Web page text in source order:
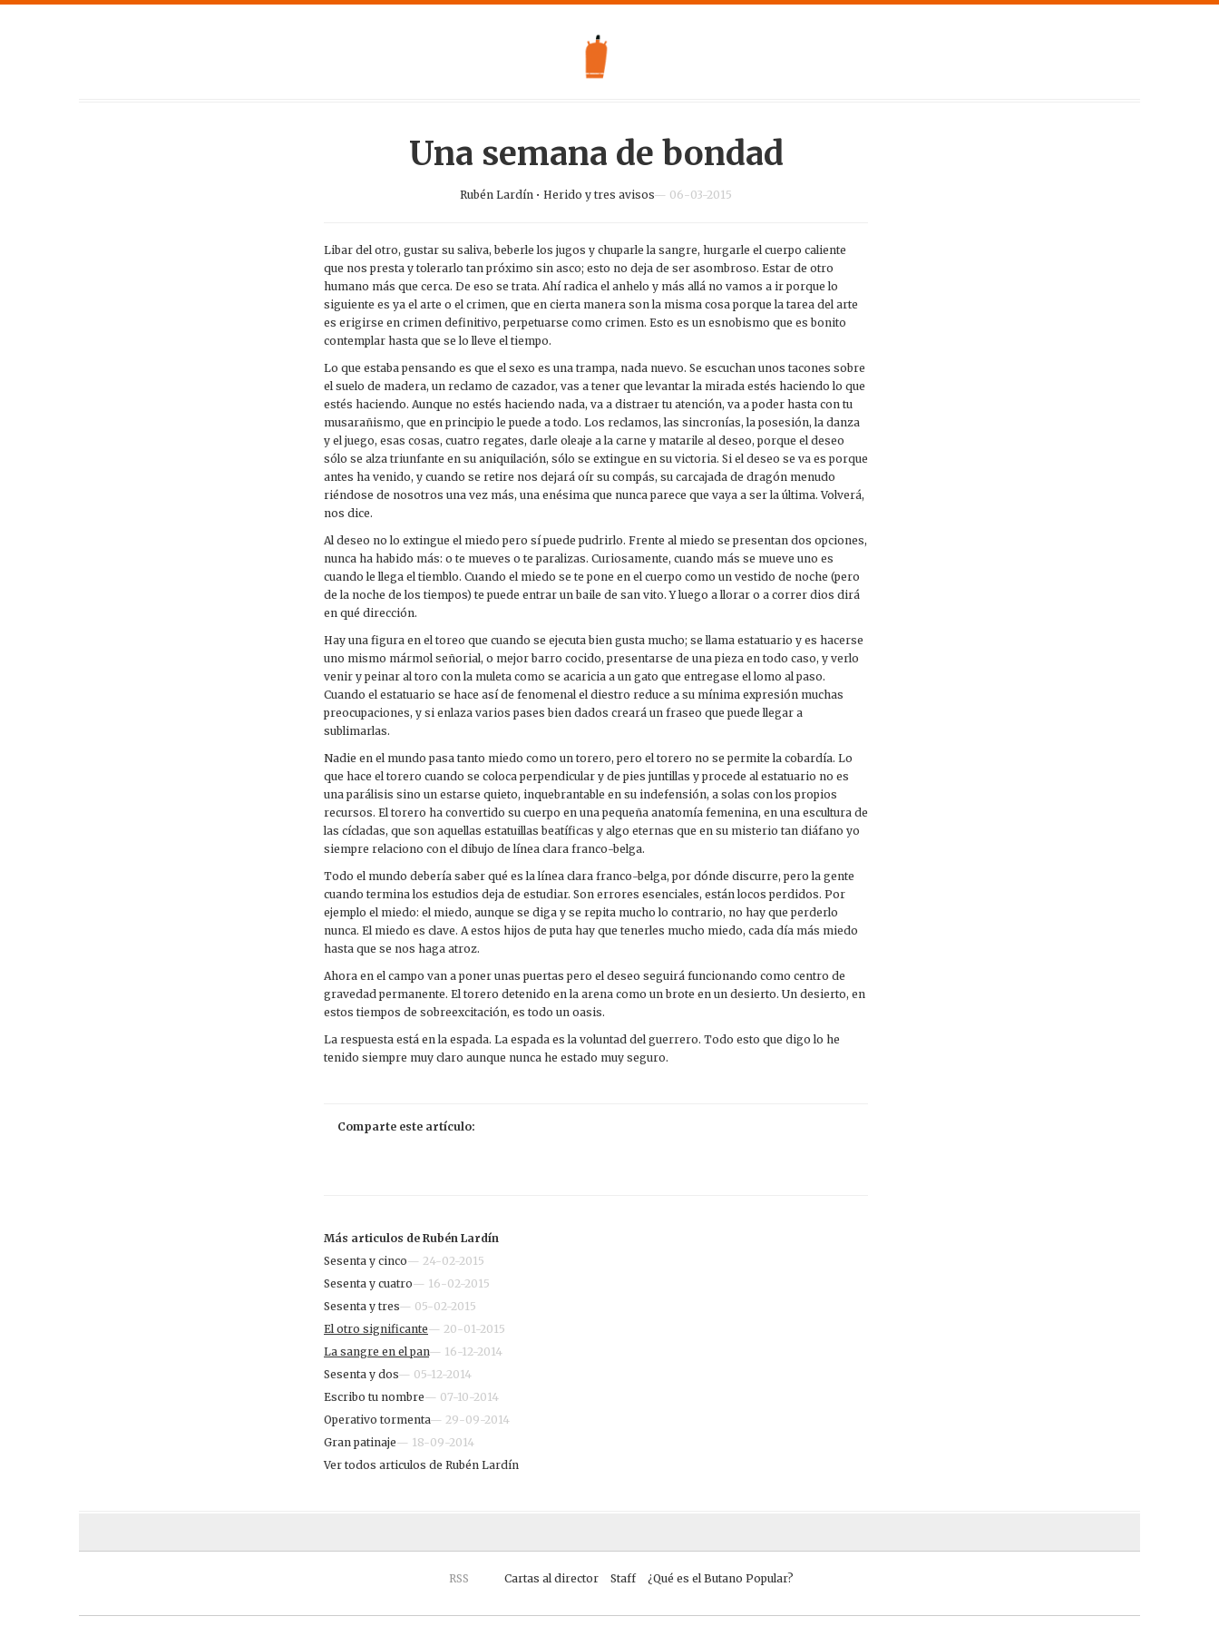
Una semana de bondad
Rubén Lardín • Herido y tres avisos— 06-03-2015
Libar del otro, gustar su saliva, beberle los jugos y chuparle la sangre, hurgarle el cuerpo caliente
que nos presta y tolerarlo tan próximo sin asco; esto no deja de ser asombroso. Estar de otro
humano más que cerca. De eso se trata. Ahí radica el anhelo y más allá no vamos a ir porque lo
siguiente es ya el arte o el crimen, que en cierta manera son la misma cosa porque la tarea del arte
es erigirse en crimen definitivo, perpetuarse como crimen. Esto es un esnobismo que es bonito
contemplar hasta que se lo lleve el tiempo.
Lo que estaba pensando es que el sexo es una trampa, nada nuevo. Se escuchan unos tacones sobre
el suelo de madera, un reclamo de cazador, vas a tener que levantar la mirada estés haciendo lo que
estés haciendo. Aunque no estés haciendo nada, va a distraer tu atención, va a poder hasta con tu
musarañismo, que en principio le puede a todo. Los reclamos, las sincronías, la posesión, la danza
y el juego, esas cosas, cuatro regates, darle oleaje a la carne y matarile al deseo, porque el deseo
sólo se alza triunfante en su aniquilación, sólo se extingue en su victoria. Si el deseo se va es porque
antes ha venido, y cuando se retire nos dejará oír su compás, su carcajada de dragón menudo
riéndose de nosotros una vez más, una enésima que nunca parece que vaya a ser la última. Volverá,
nos dice.
Al deseo no lo extingue el miedo pero sí puede pudrirlo. Frente al miedo se presentan dos opciones,
nunca ha habido más: o te mueves o te paralizas. Curiosamente, cuando más se mueve uno es
cuando le llega el tiemblo. Cuando el miedo se te pone en el cuerpo como un vestido de noche (pero
de la noche de los tiempos) te puede entrar un baile de san vito. Y luego a llorar o a correr dios dirá
en qué dirección.
Hay una figura en el toreo que cuando se ejecuta bien gusta mucho; se llama estatuario y es hacerse
uno mismo mármol señorial, o mejor barro cocido, presentarse de una pieza en todo caso, y verlo
venir y peinar al toro con la muleta como se acaricia a un gato que entregase el lomo al paso.
Cuando el estatuario se hace así de fenomenal el diestro reduce a su mínima expresión muchas
preocupaciones, y si enlaza varios pases bien dados creará un fraseo que puede llegar a
sublimarlas.
Nadie en el mundo pasa tanto miedo como un torero, pero el torero no se permite la cobardía. Lo
que hace el torero cuando se coloca perpendicular y de pies juntillas y procede al estatuario no es
una parálisis sino un estarse quieto, inquebrantable en su indefensión, a solas con los propios
recursos. El torero ha convertido su cuerpo en una pequeña anatomía femenina, en una escultura de
las cícladas, que son aquellas estatuillas beatíficas y algo eternas que en su misterio tan diáfano yo
siempre relaciono con el dibujo de línea clara franco-belga.
Todo el mundo debería saber qué es la línea clara franco-belga, por dónde discurre, pero la gente
cuando termina los estudios deja de estudiar. Son errores esenciales, están locos perdidos. Por
ejemplo el miedo: el miedo, aunque se diga y se repita mucho lo contrario, no hay que perderlo
nunca. El miedo es clave. A estos hijos de puta hay que tenerles mucho miedo, cada día más miedo
hasta que se nos haga atroz.
Ahora en el campo van a poner unas puertas pero el deseo seguirá funcionando como centro de
gravedad permanente. El torero detenido en la arena como un brote en un desierto. Un desierto, en
estos tiempos de sobreexcitación, es todo un oasis.
La respuesta está en la espada. La espada es la voluntad del guerrero. Todo esto que digo lo he
tenido siempre muy claro aunque nunca he estado muy seguro.
Comparte este artículo:
Más articulos de Rubén Lardín
Sesenta y cinco— 24-02-2015
Sesenta y cuatro— 16-02-2015
Sesenta y tres— 05-02-2015
El otro significante— 20-01-2015
La sangre en el pan— 16-12-2014
Sesenta y dos— 05-12-2014
Escribo tu nombre— 07-10-2014
Operativo tormenta— 29-09-2014
Gran patinaje— 18-09-2014
Ver todos articulos de Rubén Lardín
RSS Cartas al director Staff ¿Qué es el Butano Popular?